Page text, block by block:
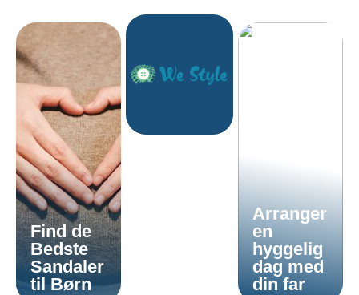
Find de
Bedste
Sandaler
til Børn
Arranger
en
hyggelig
dag med
din far